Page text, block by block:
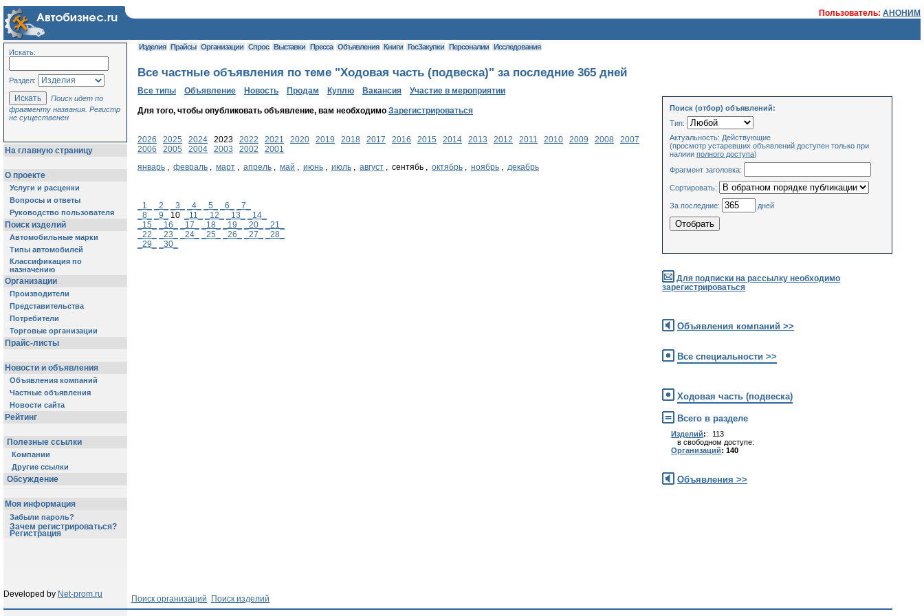
Пользователь: АНОНИМ
Искать:
Раздел:
Поиск идет по
фрагменту названия. Регистр
не существенен
На главную страницу
О проекте
Услуги и расценки
Вопросы и ответы
Руководство пользователя
Поиск изделий
Автомобильные марки
Типы автомобилей
Классификация по
назначению
Организации
Производители
Представительства
Потребители
Торговые организации
Прайс-листы
Новости и объявления
Объявления компаний
Частные объявления
Новости сайта
Рейтинг
Полезные ссылки
Компании
Другие ссылки
Обсуждение
Моя информация
Забыли пароль?
Зачем регистрироваться?
Регистрация
Изделия Прайсы Организации Спрос Выставки Пресса Объявления Книги ГосЗакупки Персоналии Исследования
Все частные объявления по теме "Ходовая часть (подвеска)" за последние 365 дней
Все типы Объявление Новость Продам Куплю Вакансия Участие в мероприятии
Для того, чтобы опубликовать объявление, вам необходимо Зарегистрироваться
2026 2025 2024 2023 2022 2021 2020 2019 2018 2017 2016 2015 2014 2013 2012 2011 2010 2009 2008
2007
2006
2005 2004 2003 2002
2001
январь , февраль , март , апрель , май , июнь , июль , август , сентябь , октябрь , ноябрь , декабрь
_1_ _2_ _3_ _4_ _5_ _6_
_7_
_8_
_9_ 10 _11_ _12_ _13_
_14_
_15_
_16_ _17_ _18_ _19_ _20_
_21_
_22_
_23_ _24_ _25_ _26_ _27_
_28_
_29_
_30_
Поиск (отбор) объявлений:
Тип:
Актуальность: Действующие
(просмотр устаревших объявлений доступен только при
налиии полного доступа)
Фрагмент заголовка:
Сортировать:
За последние: дней
Для подписки на рассылку необходимо
зарегистрироваться
Объявления компаний >>
Все специальности >>
Ходовая часть (подвеска)
Всего в разделе
Изделий:: 113
в свободном доступе:
Организаций: 140
Объявления >>
Developed by Net-prom.ru Поиск организаций Поиск изделий